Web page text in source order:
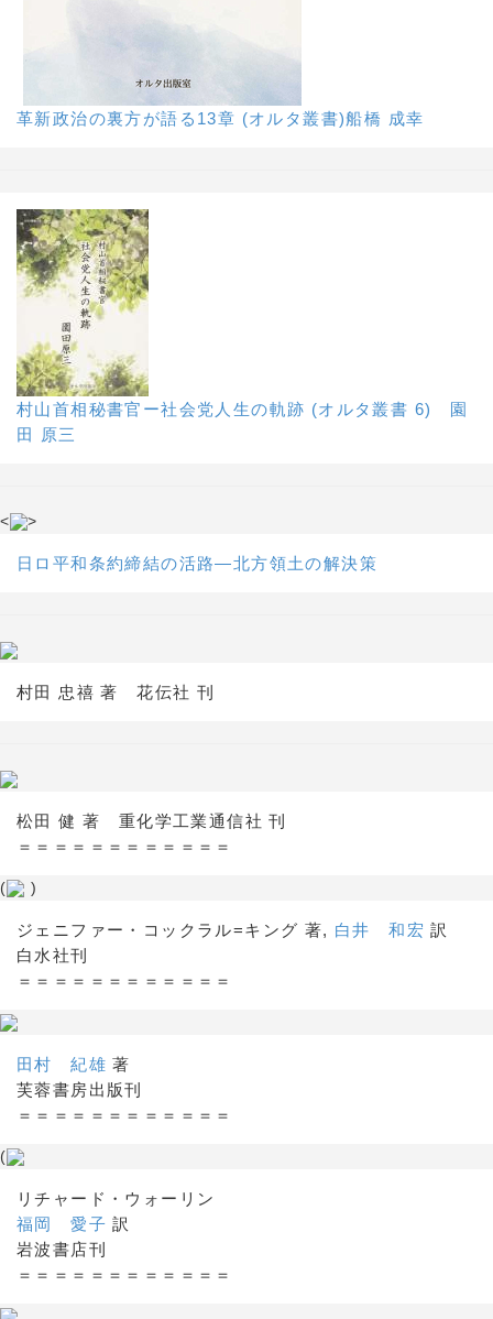
革新政治の裏方が語る13章 (オルタ叢書)船橋 成幸
村山首相秘書官ー社会党人生の軌跡 (オルタ叢書 6) 園
田 原三
< >
日ロ平和条約締結の活路―北方領土の解決策
村田 忠禧 著 花伝社 刊
松田 健 著 重化学工業通信社 刊
＝＝＝＝＝＝＝＝＝＝＝＝
( )
ジェニファー・コックラル=キング 著, 白井 和宏 訳
白水社刊
＝＝＝＝＝＝＝＝＝＝＝＝
田村 紀雄 著
芙蓉書房出版刊
＝＝＝＝＝＝＝＝＝＝＝＝
(
リチャード・ウォーリン
福岡 愛子 訳
岩波書店刊
＝＝＝＝＝＝＝＝＝＝＝＝